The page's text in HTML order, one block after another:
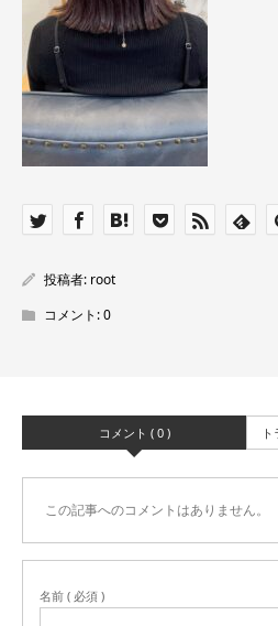
投稿者: root
コメント:0
コメント ( 0 )
この記事へのコメントはありません。
名前 ( 必須 )